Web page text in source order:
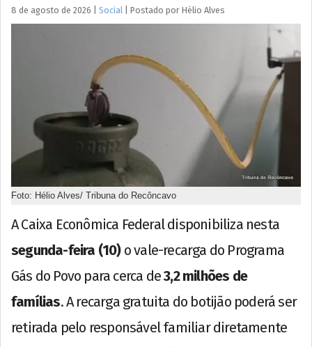
8 de agosto de 2026 Social Postado por Hélio Alves
Foto: Hélio Alves/ Tribuna do Recôncavo
A Caixa Econômica Federal disponibiliza nesta
segunda-feira (10)o vale-recarga do Programa
Gás do Povo para cerca de3,2 milhões de
famílias. A recarga gratuita do botijão poderá ser
retirada pelo responsável familiar diretamente